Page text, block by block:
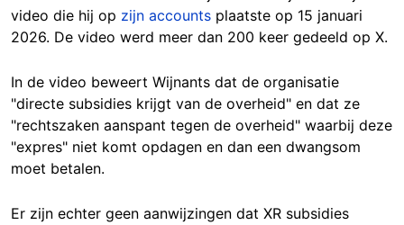
video die hij op zijn accounts plaatste op 15 januari
2026. De video werd meer dan 200 keer gedeeld op X.
In de video beweert Wijnants dat de organisatie
"directe subsidies krijgt van de overheid" en dat ze
"rechtszaken aanspant tegen de overheid" waarbij deze
"expres" niet komt opdagen en dan een dwangsom
moet betalen.
Er zijn echter geen aanwijzingen dat XR subsidies